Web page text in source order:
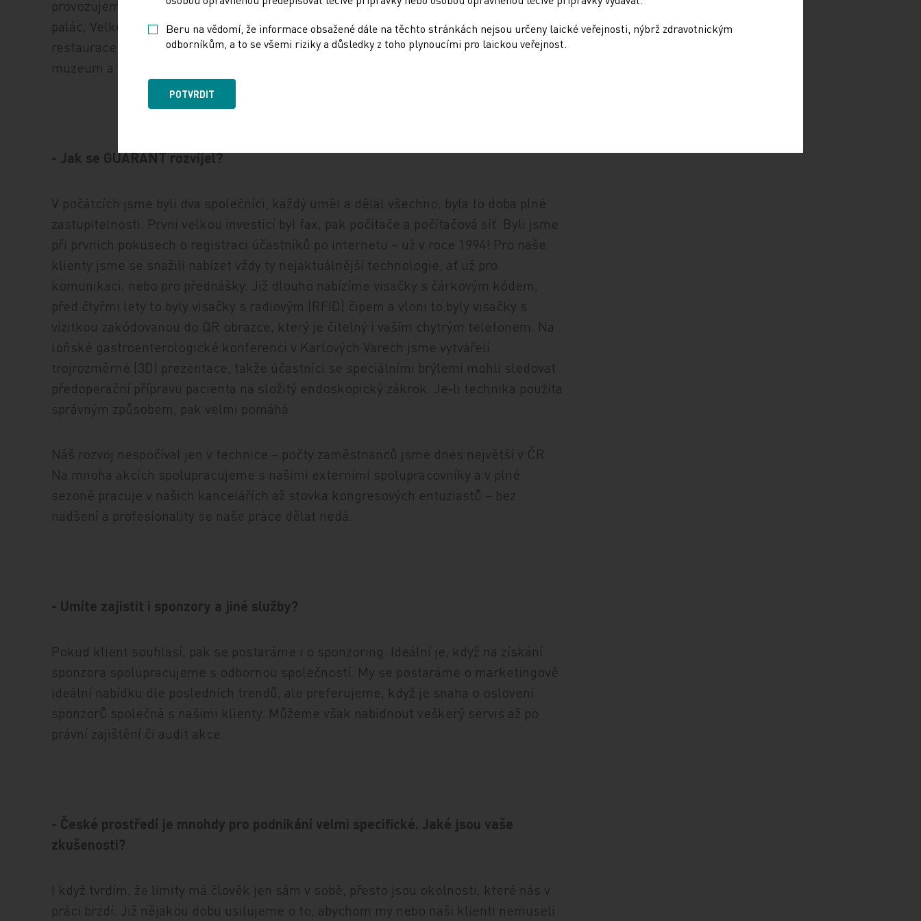
provozujeme konferenční a historické prostory, Kaiserštejnský palác, Malostranský
palác, Velkopřevorský palác, Konferenční centrum City, s naší dceřinou společností i
restaurace a kavárny v prostorách jako Břevnovský klášter, Národní technické
muzeum a Národní technická knihovna.
- Jak se GUARANT rozvíjel?
V počátcích jsme byli dva společníci, každý uměl a dělal všechno, byla to doba plné
zastupitelnosti. První velkou investicí byl fax, pak počítače a počítačová síť. Byli jsme
při prvních pokusech o registraci účastníků po internetu – už v roce 1994! Pro naše
klienty jsme se snažili nabízet vždy ty nejaktuálnější technologie, ať už pro
komunikaci, nebo pro přednášky. Již dlouho nabízíme visačky s čárkovým kódem,
před čtyřmi lety to byly visačky s radiovým (RFID) čipem a vloni to byly visačky s
vizitkou zakódovanou do QR obrazce, který je čitelný i vaším chytrým telefonem. Na
loňské gastroenterologické konferenci v Karlových Varech jsme vytvářeli
trojrozměrné (3D) prezentace, takže účastníci se speciálními brýlemi mohli sledovat
předoperační přípravu pacienta na složitý endoskopický zákrok. Je‑li technika použita
správným způsobem, pak velmi pomáhá.
Náš rozvoj nespočíval jen v technice – počty zaměstnanců jsme dnes největší v ČR.
Na mnoha akcích spolupracujeme s našimi externími spolupracovníky a v plné
sezoně pracuje v našich kancelářích až stovka kongresových entuziastů – bez
nadšení a profesionality se naše práce dělat nedá.
- Umíte zajistit i sponzory a jiné služby?
Pokud klient souhlasí, pak se postaráme i o sponzoring. Ideální je, když na získání
sponzora spolupracujeme s odbornou společností. My se postaráme o marketingově
ideální nabídku dle posledních trendů, ale preferujeme, když je snaha o oslovení
sponzorů společná s našimi klienty. Můžeme však nabídnout veškerý servis až po
právní zajištění či audit akce.
- České prostředí je mnohdy pro podnikání velmi specifické. Jaké jsou vaše
zkušenosti?
I když tvrdím, že limity má člověk jen sám v sobě, přesto jsou okolnosti, které nás v
práci brzdí. Již nějakou dobu usilujeme o to, abychom my nebo naši klienti nemuseli
Beru na vědomí, že informace obsažené dále na těchto stránkách nejsou určeny laické veřejnosti, nýbrž zdravotnickým
odborníkům, a to se všemi riziky a důsledky z toho plynoucími pro laickou veřejnost.
POTVRDIT